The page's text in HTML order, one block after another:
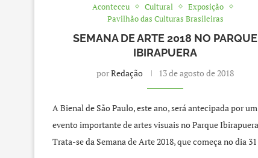
Aconteceu Cultural
Exposição
Pavilhão das Culturas Brasileiras
SEMANA DE ARTE 2018 NO PARQUE
IBIRAPUERA
porRedação 13 de agosto de 2018
A Bienal de São Paulo, este ano, será antecipada por um
evento importante de artes visuais no Parque
Trata-se da Semana de Arte 2018, que começa no dia